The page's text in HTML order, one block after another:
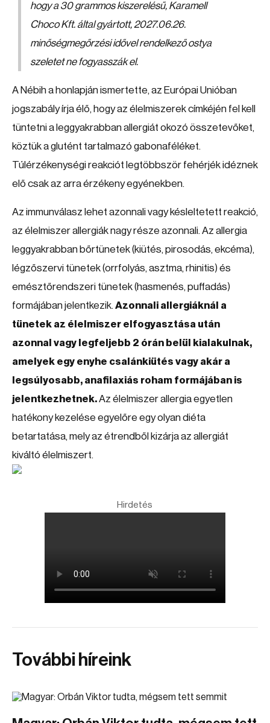
hogy a 30 grammos kiszerelésű, Karamell
Choco Kft. által gyártott, 2027.06.26.
minőségmegőrzési idővel rendelkező ostya
szeletet ne fogyasszák el.
A Nébih a honlapján ismertette, az Európai Unióban
jogszabály írja élő, hogy az élelmiszerek címkéjén fel kell
tüntetni a leggyakrabban allergiát okozó összetevőket,
köztük a glutént tartalmazó gabonaféléket.
Túlérzékenységi reakciót legtöbbször fehérjék idéznek
elő csak az arra érzékeny egyénekben.
Az immunválasz lehet azonnali vagy késleltetett reakció,
az élelmiszer allergiák nagy része azonnali. Az allergia
leggyakrabban bőrtünetek (kiütés, pirosodás, ekcéma),
légzőszervi tünetek (orrfolyás, asztma, rhinitis) és
emésztőrendszeri tünetek (hasmenés, puffadás)
formájában jelentkezik. Azonnali allergiáknál a
tünetek az élelmiszer elfogyasztása után
azonnal vagy legfeljebb 2 órán belül kialakulnak,
amelyek egy enyhe csalánkiütés vagy akár a
legsúlyosabb, anafilaxiás roham formájában is
jelentkezhetnek.Az élelmiszer allergia egyetlen
hatékony kezelése egyelőre egy olyan diéta
betartatása, mely az étrendből kizárja az allergiát
kiváltó élelmiszert.
Hirdetés
További híreink